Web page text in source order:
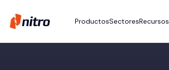
ProductosSectoresRecursos